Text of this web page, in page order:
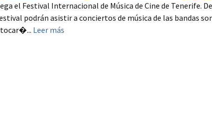
el Festival Internacional de Música de Cine de Tenerife.
podrán asistir a conciertos de música de las bandas
Leer más